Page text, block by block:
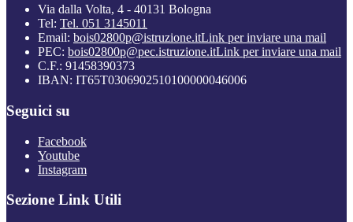
Via dalla Volta, 4 - 40131 Bologna
Tel: Tel. 051 3145011
Email: bois02800p@istruzione.itLink per inviare una mail
PEC: bois02800p@pec.istruzione.itLink per inviare una mail
C.F.: 91458390373
IBAN: IT65T0306902510100000046006
Seguici su
Facebook
Youtube
Instagram
Sezione Link Utili